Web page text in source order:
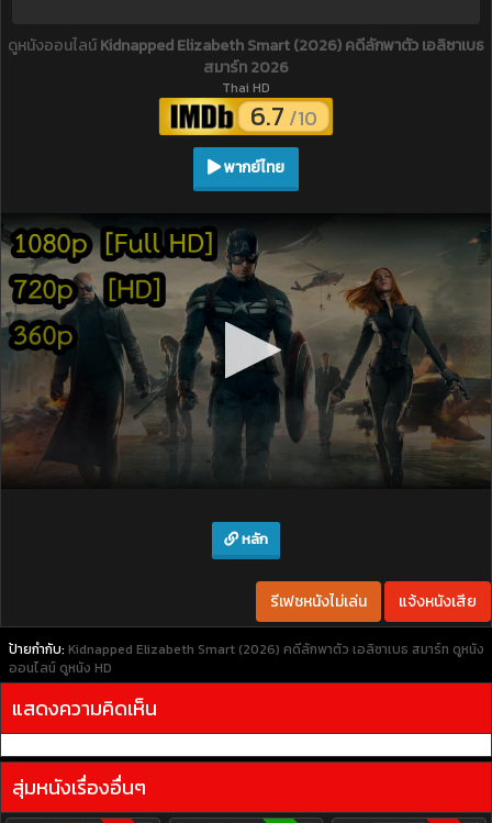
ดูหนังออนไลน์Kidnapped Elizabeth Smart (2026) คดีลักพาตัว เอลิซาเบธ
สมาร์ท 2026
Thai HD
6.7 /10
พากย์ไทย
หลัก
รีเฟชหนังไม่เล่น แจ้งหนังเสีย
ป้ายกำกับ: Kidnapped Elizabeth Smart (2026) คดีลักพาตัว เอลิซาเบธ สมาร์ท ดูหนัง
ออนไลน์ ดูหนัง HD
แสดงความคิดเห็น
สุ่มหนังเรื่องอื่นๆ